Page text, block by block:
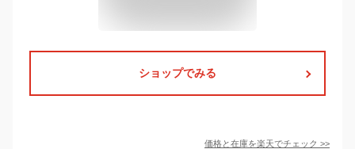
ショップでみる
価格と在庫を楽天でチェック >>